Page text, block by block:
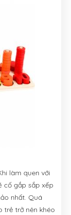
làm quen với
cố gắp sắp xếp
nhất. Quá
trẻ trở nên khéo